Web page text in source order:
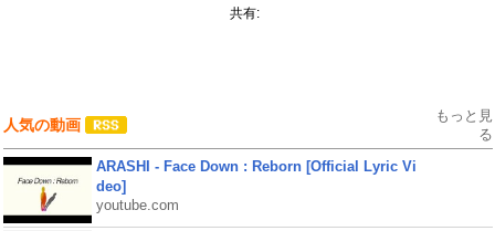
共有:
人気の動画
もっと見
る
ARASHI - Face Down : Reborn [Official Lyric Vi
deo]
youtube.com